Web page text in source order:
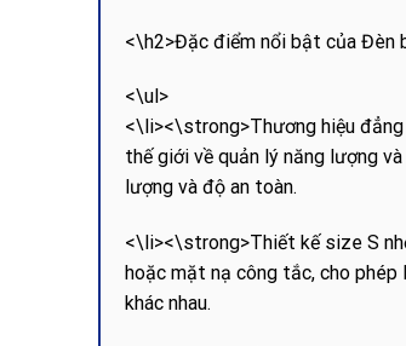
<\h2>Đặc điểm nổi bật của Đèn
<\ul>
<\li><\strong>Thương hiệu
thế giới về quản lý năng lượng
lượng và độ an toàn.
<\li><\strong>Thiết kế size S
hoặc mặt nạ công tắc, cho
khác nhau.